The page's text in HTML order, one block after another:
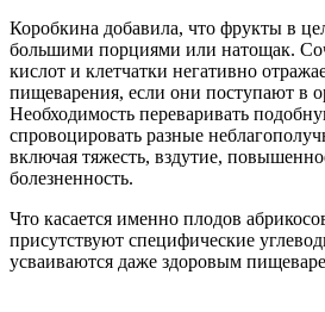
Коробкина добавила, что фрукты в
большими порциями или натощак.
кислот и клетчатки негативно
пищеварения, если они поступают в
Необходимость переваривать
спровоцировать разные
включая тяжесть, вздутие,
болезненность.
Что касается именно плодов
присутствуют специфические
усваиваются даже здоровым